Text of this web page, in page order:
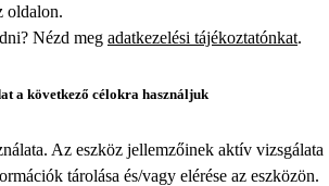
oldalon.
Nézd meg adatkezelési tájékoztatónkat.
a következő célokra használjuk
Az eszköz jellemzőinek aktív vizsgálata
tárolása és/vagy elérése az eszközön.